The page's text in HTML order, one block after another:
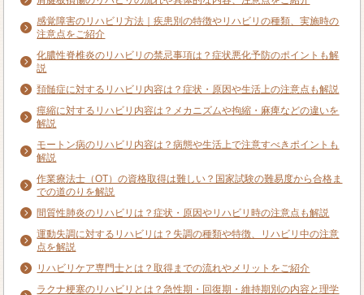
感覚障害のリハビリ方法｜疾患別の特徴やリハビリの種類、実施時の
注意点をご紹介
化膿性脊椎炎のリハビリの禁忌事項は？症状悪化予防のポイントも解
説
頚髄症に対するリハビリ内容は？症状・原因や生活上の注意点も解説
痙縮に対するリハビリ内容は？メカニズムや拘縮・麻痺などの違いを
解説
モートン病のリハビリ内容は？病態や生活上で注意すべきポイントも
解説
作業療法士（OT）の資格取得は難しい？国家試験の難易度から合格ま
での道のりを解説
間質性肺炎のリハビリは？症状・原因やリハビリ時の注意点も解説
運動失調に対するリハビリは？失調の種類や特徴、リハビリ中の注意
点を解説
リハビリケア専門士とは？取得までの流れやメリットをご紹介
ラクナ梗塞のリハビリとは？急性期・回復期・維持期別の内容と理学